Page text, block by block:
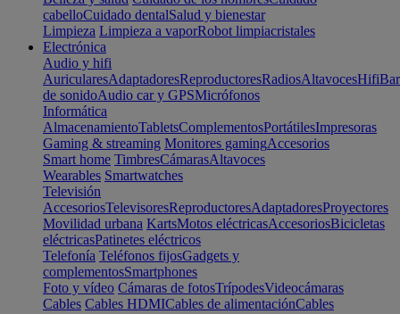
cabelloCuidado dentalSalud y bienestar
Limpieza Limpieza a vaporRobot limpiacristales
Electrónica
Audio y hifi
AuricularesAdaptadoresReproductoresRadiosAltavocesHifi
de sonidoAudio car y GPSMicrófonos
Informática
AlmacenamientoTabletsComplementosPortátilesImpresoras
Gaming & streaming Monitores gamingAccesorios
Smart home TimbresCámarasAltavoces
Wearables Smartwatches
Televisión
AccesoriosTelevisoresReproductoresAdaptadoresProyectores
Movilidad urbana KartsMotos eléctricasAccesoriosBicicletas
eléctricasPatinetes eléctricos
Telefonía Teléfonos fijosGadgets y
complementosSmartphones
Foto y vídeo Cámaras de fotosTrípodesVideocámaras
Cables Cables HDMICables de alimentaciónCables